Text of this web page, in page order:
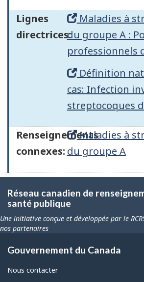
Lignes
directrices:
Maladies à
du groupe A :
professionnels
Définition
cas: Infection
streptocoques
Renseignements
connexes:
Maladies à
du groupe A
Réseau canadien de
santé publique
Une initiative conçue et développée par le
nos partenaires
Gouvernement du Canada
Nous contacter